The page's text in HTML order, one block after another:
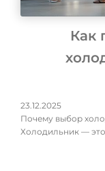
Как
23.12.2025
Почему выбор
Холодильник — это